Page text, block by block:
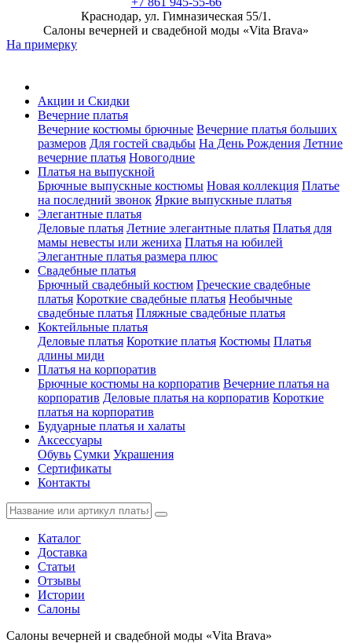
Краснодар, ул. Гимназическая 55/1.
Салоны вечерней и свадебной моды «Vita Brava»
На примерку
Акции и Скидки
Вечерние платья
Вечерние костюмы брючные Вечерние платья больших
размеров Для гостей свадьбы На День Рождения Летние
вечерние платья Новогодние
Платья на выпускной
Брючные выпускные костюмы Новая коллекция Платье
на последний звонок Яркие выпускные платья
Элегантные платья
Деловые платья Летние элегантные платья Платья для
мамы невесты или жениха Платья на юбилей
Элегантные платья размера плюс
Свадебные платья
Брючный свадебный костюм Греческие свадебные
платья Короткие свадебные платья Необычные
свадебные платья Пляжные свадебные платья
Коктейльные платья
Деловые платья Короткие платья Костюмы Платья
длины миди
Платья на корпоратив
Брючные костюмы на корпоратив Вечерние платья на
корпоратив Деловые платья на корпоратив Короткие
платья на корпоратив
Будуарные платья и халаты
Аксессуары
Обувь Сумки Украшения
Сертификаты
Контакты
Каталог
Доставка
Статьи
Отзывы
Истории
Салоны
Салоны вечерней и свадебной моды «Vita Brava»